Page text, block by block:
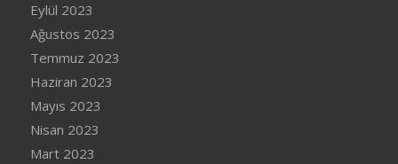
Eylül 2023
Ağustos 2023
Temmuz 2023
Haziran 2023
Mayıs 2023
Nisan 2023
Mart 2023